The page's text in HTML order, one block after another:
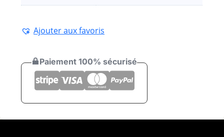
Ajouter aux favoris
Paiement 100% sécurisé